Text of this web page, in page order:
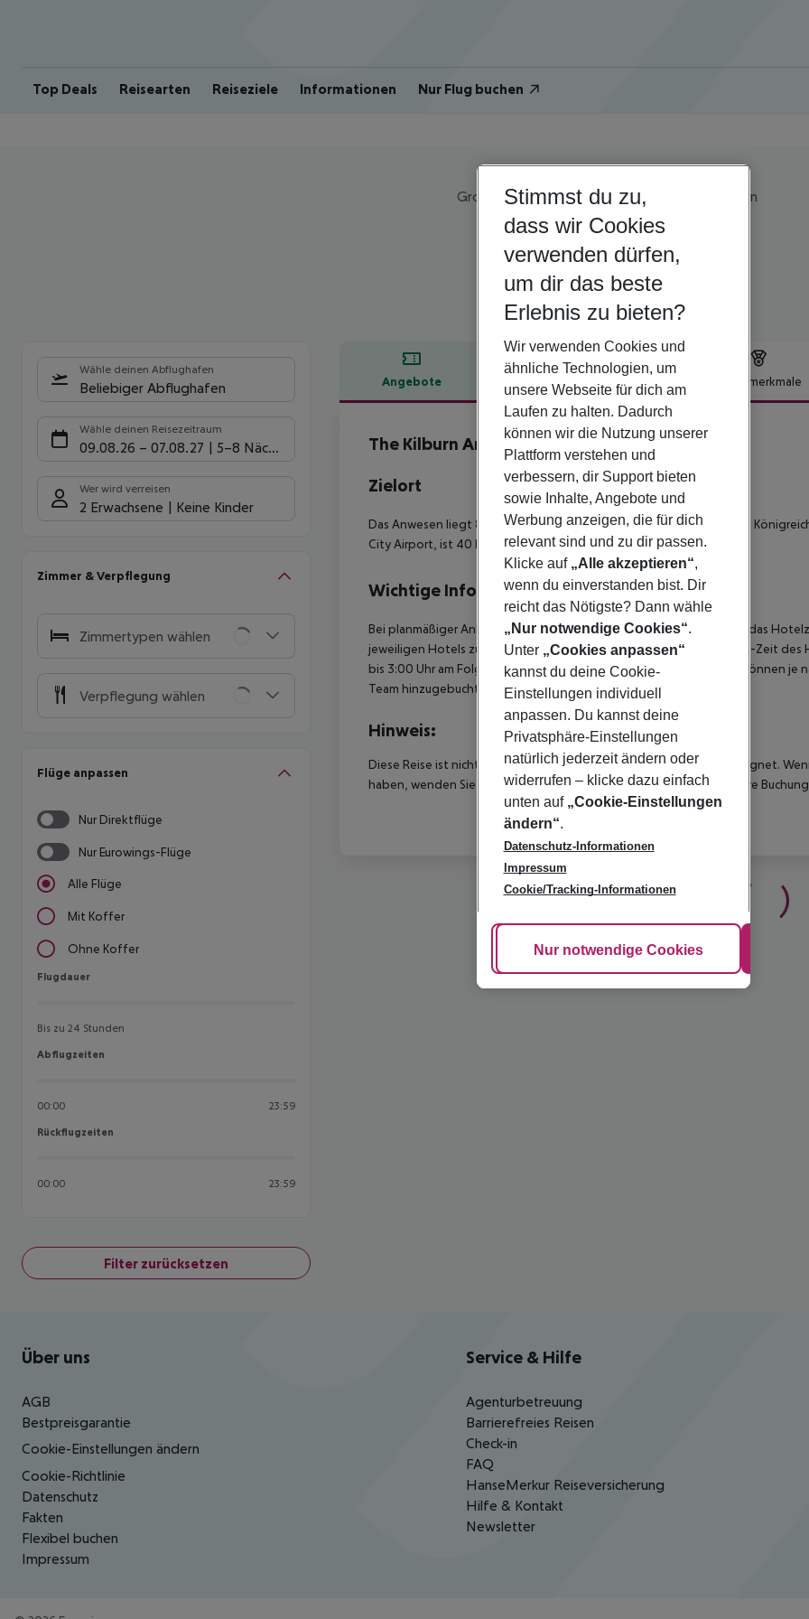
Top Deals Reisearten Reiseziele Informationen Nur Flug buchen
Großbritannien | London & Umgebung | London
The Kilburn Arms
3
Wähle deinen Abflughafen
Beliebiger Abflughafen
Wähle deinen Reisezeitraum
09.08.26 – 07.08.27 5-8 Nächte
Wer wird verreisen
2 Erwachsene Keine Kinder
Zimmer & Verpflegung
Zimmertypen wählen
Verpflegung wählen
Flüge anpassen
Nur Direktflüge
Nur Eurowings-Flüge
Alle Flüge
Mit Koffer
Ohne Koffer
Flugdauer
Flugdauer
Bis zu 24 Stunden
Abflugzeiten
Abflugzeiten
00:00 23:59
Rückflugzeiten
Rückflugzeiten
00:00 23:59
Filter zurücksetzen
Angebote Hotelbeschreibung Hotelmerkmale
Hotelbeschreibung
The Kilburn Arms
3
Zielort
Das Anwesen liegt 8 km vom Stadtzentrum von London, Vereinigtes
City Airport, ist 40 km entfernt.
Wichtige Informationen
Bei planmäßiger Ankunft im Zielgebiet ab 04:00 Uhr morgens steht das
jeweiligen Hotels zur Verfügung. Ebenso ist die offizielle Check-Out-Zeit des
bis 3:00 Uhr am Folgetag ein. Früh-Check-In bzw. Spät-Check-Out können je
Team hinzugebucht werden.
Hinweis:
Diese Reise ist nicht für Personen mit eingeschränkter Mobilität geeignet.
haben, wenden Sie sich bitte an unseren Kundenservice, bevor Sie Ihre
Footer navigation
Über uns
AGB
Bestpreisgarantie
Cookie-Einstellungen ändern
Cookie-Richtlinie
Datenschutz
Fakten
Flexibel buchen
Impressum
Service & Hilfe
Agenturbetreuung
Barrierefreies Reisen
Check-in
FAQ
HanseMerkur Reiseversicherung
Hilfe & Kontakt
Newsletter
Stimmst du zu,
dass wir Cookies
verwenden dürfen,
um dir das beste
Erlebnis zu bieten?
Wir verwenden Cookies und
ähnliche Technologien, um
unsere Webseite für dich am
Laufen zu halten. Dadurch
können wir die Nutzung unserer
Plattform verstehen und
verbessern, dir Support bieten
sowie Inhalte, Angebote und
Werbung anzeigen, die für dich
relevant sind und zu dir passen.
Klicke auf „Alle akzeptieren“,
wenn du einverstanden bist. Dir
reicht das Nötigste? Dann wähle
„Nur notwendige Cookies“.
Unter „Cookies anpassen“
kannst du deine Cookie-
Einstellungen individuell
anpassen. Du kannst deine
Privatsphäre-Einstellungen
natürlich jederzeit ändern oder
widerrufen – klicke dazu einfach
unten auf „Cookie-Einstellungen
ändern“.
Datenschutz-Informationen
Impressum
Cookie/Tracking-Informationen
Cookie anpassen
Nur notwendige Cookies